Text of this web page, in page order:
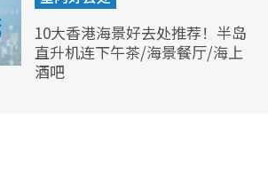
10大香港海景好去处推荐！半岛
直升机连下午茶/海景餐厅/海上
酒吧